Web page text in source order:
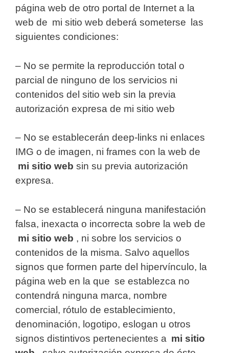
página web de otro portal de Internet a la
web de mi sitio web deberá someterse las
siguientes condiciones:
– No se permite la reproducción total o
parcial de ninguno de los servicios ni
contenidos del sitio web sin la previa
autorización expresa de mi sitio web
– No se establecerán deep-links ni enlaces
IMG o de imagen, ni frames con la web de
mi sitio web sin su previa autorización
expresa.
– No se establecerá ninguna manifestación
falsa, inexacta o incorrecta sobre la web de
mi sitio web , ni sobre los servicios o
contenidos de la misma. Salvo aquellos
signos que formen parte del hipervínculo, la
página web en la que se establezca no
contendrá ninguna marca, nombre
comercial, rótulo de establecimiento,
denominación, logotipo, eslogan u otros
signos distintivos pertenecientes a mi sitio